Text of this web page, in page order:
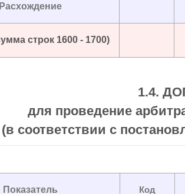
Расхождение
строк 1600 - 1700)
1.4.
для проведение
(в соответствии с
Показатель Код